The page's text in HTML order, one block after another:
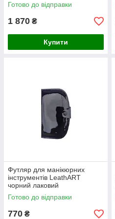
Готово до відправки
1 870 ₴
Купити
Футляр для манікюрних
інструментів LeathART
чорний лаковий
Готово до відправки
770 ₴